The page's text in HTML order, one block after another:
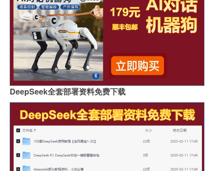
DeepSeek全套部署资料免费下载